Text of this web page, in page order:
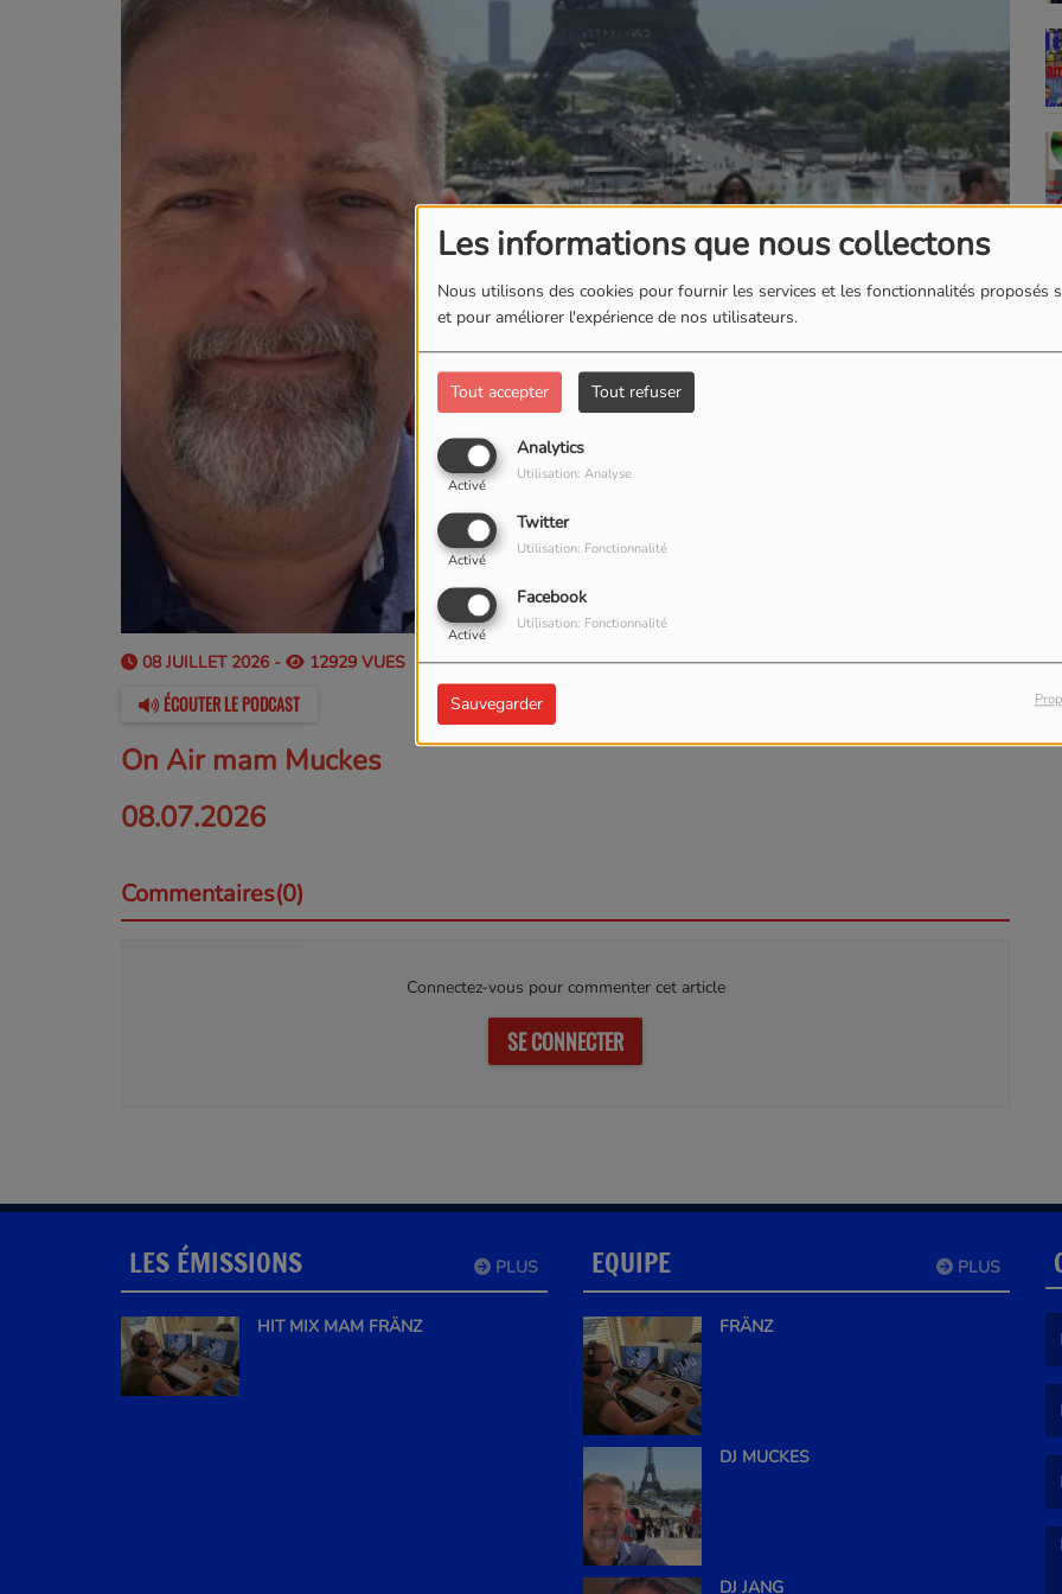
Les informations que nous collectons
Nous utilisons des cookies pour fournir les services et les fonctionnalités proposés
et pour améliorer l'expérience de nos utilisateurs.
Tout accepter Tout refuser
Analytics
Activé
Utilisation: Analyse
Twitter
Activé
Utilisation: Fonctionnalité
Facebook
Activé
Utilisation: Fonctionnalité
Sauvegarder
08 JUILLET 2026 - 12929 VUES
ÉCOUTER LE PODCAST
On Air mam Muckes
08.07.2026
Commentaires(0)
Connectez-vous pour commenter cet article
SE CONNECTER
PLUS
LES ÉMISSIONS
HIT MIX MAM FRÄNZ
PLUS
EQUIPE
FRÄNZ
DJ MUCKES
DJ JANG